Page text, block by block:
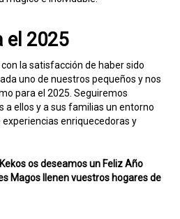
el 2025
la satisfacción de haber sido
uno de nuestros pequeños y nos
para el 2025. Seguiremos
a ellos y a sus familias un entorno
enriquecedoras y
os deseamos un Feliz Año
Magos llenen vuestros hogares de